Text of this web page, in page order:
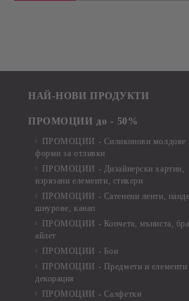
НАЙ-НОВИ ПРОДУКТИ
ПРОМОЦИИ до - 50%
ПРОМОЦИИ - Силиконови молдове
форми за отливки
ПРОМОЦИИ - Дизайнерски хартии,
изрязани елементи, стикери
ПРОМОЦИИ - Сатенени ленти,
шнурове, канап
ПРОМОЦИИ - Копчета, мъниста,
айлет
ПРОМОЦИИ - Бои
ПРОМОЦИИ - Предмети и елементи
декорация
ПРОМОЦИИ - Салфетки